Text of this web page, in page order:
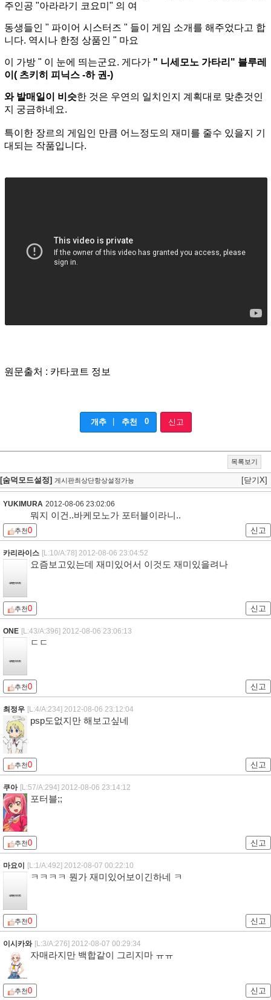
주인공 "아라라기 코요미" 의 여
동생들인 " 파이어 시스터즈 " 들이 게임 소개를 해주었다고 합
니다. 역시나 한정 상품인 " 마요
이 가방 " 이 눈에 띄는군요. 게다가 " 니세모노 가타리" 블루레
이( 츠키히 피닉스 -하 권-)
와 발매일 이 비슷한 것은 우연의 일치인지 계획대로 맞춘것인
지 궁금하네요.
특이한 장르의 게임인 만큼 어느정도의 재미를 줄수 있을지 기
대되는 작품입니다.
원문출처 : 카타코트 정보
개추 추천 0 신고
목록보기
[숨덕모드설정] 게시판최상단항상설정가능 [닫기X]
YUKIMURA 2012-08-06 23:02:06
뭐지 이건..바케모노가 포터블이라니..
추천0 신고
카리라이스 [L:10/A:78] 2012-08-06 23:04:52
요즘보고있는데 재미있어서 이것도 재미있을려나
추천0 신고
ONE [L:43/A:396] 2012-08-06 23:06:13
ㄷㄷ
추천0 신고
최정우 [L:4/A:234] 2012-08-06 23:12:04
psp도없지만 해보고싶네
추천0 신고
쿠아 [L:57/A:294] 2012-08-06 23:14:12
포터블;;
추천0 신고
마요이 [L:1/A:492] 2012-08-07 00:22:10
ㅋㅋㅋㅋ 뭔가 재미있어보이긴하네 ㅋ
추천0 신고
이시카와 [L:3/A:276] 2012-08-07 00:29:34
자매라지만 백합같이 그리지마 ㅠㅠ
추천0 신고